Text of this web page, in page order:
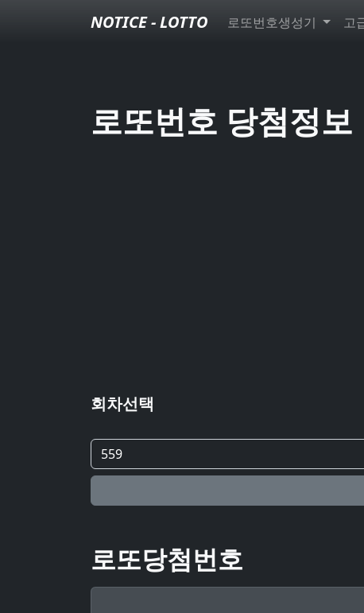
NOTICE - LOTTO 로또번호생성기 고
로또번호 당첨정보
회차선택
로또당첨번호